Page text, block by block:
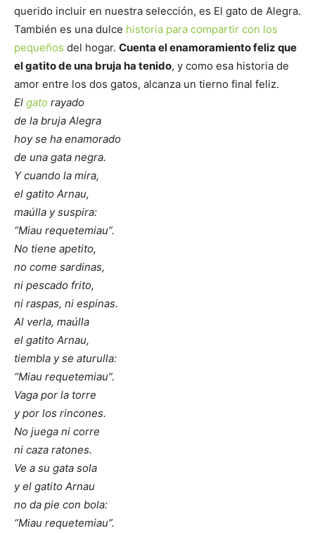
querido incluir en nuestra selección, es El gato de Alegra.
También es una dulce historia para compartir con los
pequeños del hogar. Cuenta el enamoramiento feliz que
el gatito de una bruja ha tenido, y como esa historia de
amor entre los dos gatos, alcanza un tierno final feliz.
El gato rayado
de la bruja Alegra
hoy se ha enamorado
de una gata negra.
Y cuando la mira,
el gatito Arnau,
maúlla y suspira:
“Miau requetemiau”.
No tiene apetito,
no come sardinas,
ni pescado frito,
ni raspas, ni espinas.
Al verla, maúlla
el gatito Arnau,
tiembla y se aturulla:
“Miau requetemiau”.
Vaga por la torre
y por los rincones.
No juega ni corre
ni caza ratones.
Ve a su gata sola
y el gatito Arnau
no da pie con bola:
“Miau requetemiau”.